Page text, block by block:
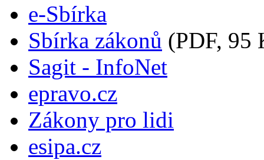
e-Sbírka
Sbírka zákonů (PDF, 95
Sagit - InfoNet
epravo.cz
Zákony pro lidi
esipa.cz